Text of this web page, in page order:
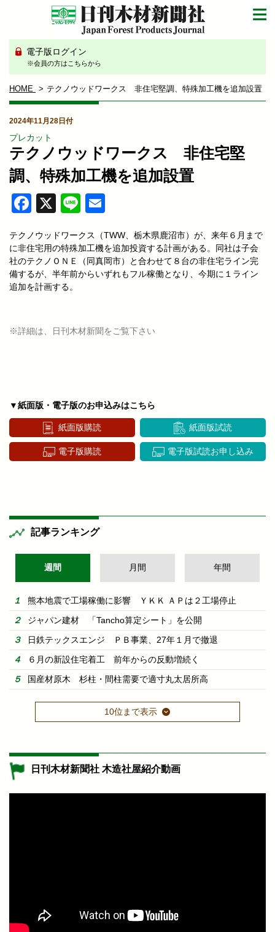
電子版ログイン
※会員の方はこちらから
HOME テクノウッドワークス 非住宅堅調、特殊加工機を追加設置
2024年11月28日付
プレカット
テクノウッドワークス 非住宅堅
調、特殊加工機を追加設置
Facebook
X Line
テクノウッドワークス（TWW、栃木県鹿沼市）が、来年６月まで
に非住宅用の特殊加工機を追加投資する計画がある。同社は子会
社のテクノＯＮＥ（同真岡市）と合わせて８台の非住宅ライン完
備するが、半年前からいずれもフル稼働となり、今期に１ライン
追加を計画する。
※詳細は、日刊木材新聞をご覧下さい
▼紙面版・電子版のお申込みはこちら
紙面版購読 紙面版試読
電子版購読 電子版試読お申し込み
記事ランキング
週間 月間 年間
熊本地震で工場稼働に影響 ＹＫＫ ＡＰは２工場停止
ジャパン建材 「Tancho算定シート」を公開
日鉄テックスエンジ ＰＢ事業、27年１月で撤退
６月の新設住宅着工 前年からの反動増続く
国産材原木 杉柱・間柱需要で適寸丸太居所高
10位まで表示
日刊木材新聞社 木造社屋紹介動画